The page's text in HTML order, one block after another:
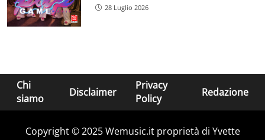
28 Luglio 2026
Chi
siamo
Disclaimer
Privacy
Policy
Redazione
Copyright © 2025 Wemusic.it proprietà di Yvette